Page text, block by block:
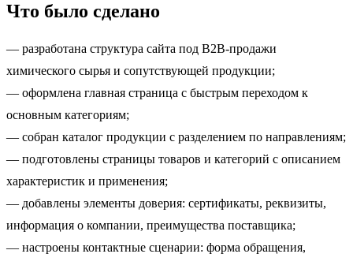
Что было сделано
— разработана структура сайта под B2B-продажи
химического сырья и сопутствующей продукции;
— оформлена главная страница с быстрым переходом к
основным категориям;
— собран каталог продукции с разделением по направлениям;
— подготовлены страницы товаров и категорий с описанием
характеристик и применения;
— добавлены элементы доверия: сертификаты, реквизиты,
информация о компании, преимущества поставщика;
— настроены контактные сценарии: форма обращения,